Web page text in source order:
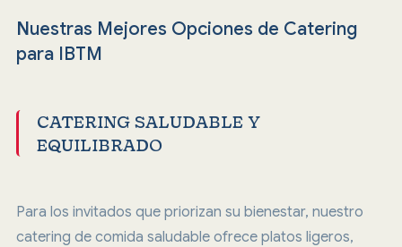
Nuestras Mejores Opciones de Catering
para IBTM
CATERING SALUDABLE Y
EQUILIBRADO
Para los invitados que priorizan su bienestar, nuestro
catering de comida saludable ofrece platos ligeros,